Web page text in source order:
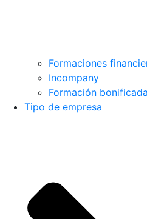
Formaciones
Incompany
Formación
Tipo de empresa